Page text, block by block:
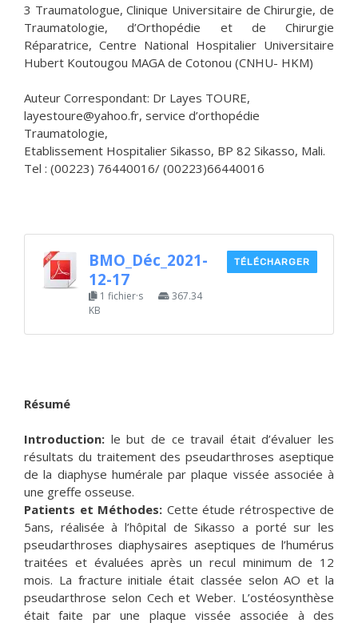
3 Traumatologue, Clinique Universitaire de Chirurgie, de
Traumatologie, d’Orthopédie et de Chirurgie
Réparatrice, Centre National Hospitalier Universitaire
Hubert Koutougou MAGA de Cotonou (CNHU- HKM)
Auteur Correspondant: Dr Layes TOURE,
layestoure@yahoo.fr, service d’orthopédie
Traumatologie,
Etablissement Hospitalier Sikasso, BP 82 Sikasso, Mali.
Tel : (00223) 76440016/ (00223)66440016
BMO_Déc_2021-
12-17
1 fichier·s
367.34
KB
TÉLÉCHARGER
Résumé
Introduction: le but de ce travail était d’évaluer les
résultats du traitement des pseudarthroses aseptique
de la diaphyse humérale par plaque vissée associée à
une greffe osseuse.
Patients et Méthodes: Cette étude rétrospective de
5ans, réalisée à l’hôpital de Sikasso a porté sur les
pseudarthroses diaphysaires aseptiques de l’humérus
traitées et évaluées après un recul minimum de 12
mois. La fracture initiale était classée selon AO et la
pseudarthrose selon Cech et Weber. L’ostéosynthèse
était faite par une plaque vissée associée à des